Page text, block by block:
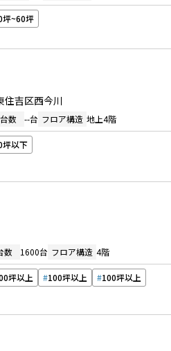
坪~60坪
住吉区西今川
数 --台 フロア構造 地上4階
坪以下
数 1600台 フロア構造 4階
坪以上 100坪以上 100坪以上